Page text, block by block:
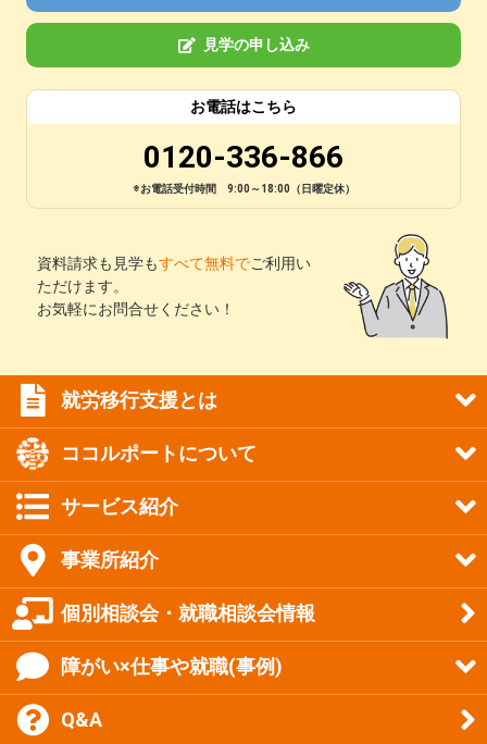
見学の申し込み
お電話はこちら
0120-336-866
※お電話受付時間 9:00～18:00（日曜定休）
資料請求も見学もすべて無料でご利用い
ただけます。
お気軽にお問合せください！
就労移行支援とは
ココルポートについて
サービス紹介
事業所紹介
個別相談会・就職相談会情報
障がい×仕事や就職(事例)
Q&A